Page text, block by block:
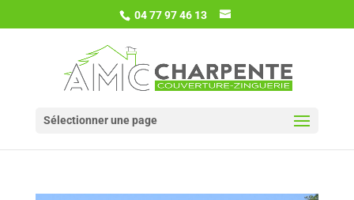
04 77 97 46 13
Sélectionner une page